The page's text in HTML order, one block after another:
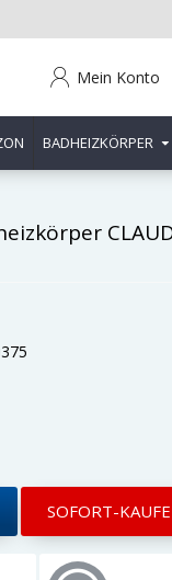
Mein Konto
BADHEIZKÖRPER
SOFORT-